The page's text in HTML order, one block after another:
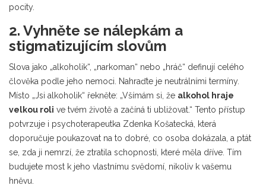
pocity.
2. Vyhněte se nálepkám a
stigmatizujícím slovům
Slova jako „alkoholik“, „narkoman“ nebo „hráč“ definují celého
člověka podle jeho nemoci. Nahraďte je neutrálními termíny.
Místo „Jsi alkoholik“ řekněte: „Všímám si, že alkohol hraje
velkou roli ve tvém životě a začíná ti ubližovat.“ Tento přístup
potvrzuje i psychoterapeutka Zdenka Košatecká, která
doporučuje poukazovat na to dobré, co osoba dokázala, a ptát
se, zda ji nemrzí, že ztratila schopnosti, které měla dříve. Tím
budujete most k jeho vlastnímu svědomí, nikoliv k vašemu
hněvu.